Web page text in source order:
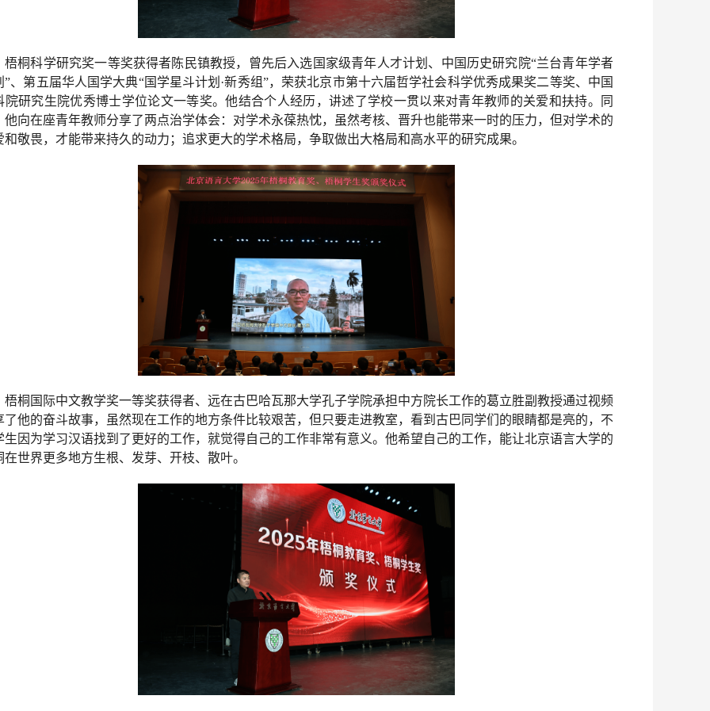
梧桐科学研究奖一等奖获得者陈民镇教授，曾先后入选国家级青年人才计划、中国历史研究院“兰台青年学者
”、第五届华人国学大典“国学星斗计划·新秀组”，荣获北京市第十六届哲学社会科学优秀成果奖二等奖、中国
院研究生院优秀博士学位论文一等奖。他结合个人经历，讲述了学校一贯以来对青年教师的关爱和扶持。同
他向在座青年教师分享了两点治学体会：对学术永葆热忱，虽然考核、晋升也能带来一时的压力，但对学术的
和敬畏，才能带来持久的动力；追求更大的学术格局，争取做出大格局和高水平的研究成果。
梧桐国际中文教学奖一等奖获得者、远在古巴哈瓦那大学孔子学院承担中方院长工作的葛立胜副教授通过视频
了他的奋斗故事，虽然现在工作的地方条件比较艰苦，但只要走进教室，看到古巴同学们的眼睛都是亮的，不
生因为学习汉语找到了更好的工作，就觉得自己的工作非常有意义。他希望自己的工作，能让北京语言大学的
在世界更多地方生根、发芽、开枝、散叶。